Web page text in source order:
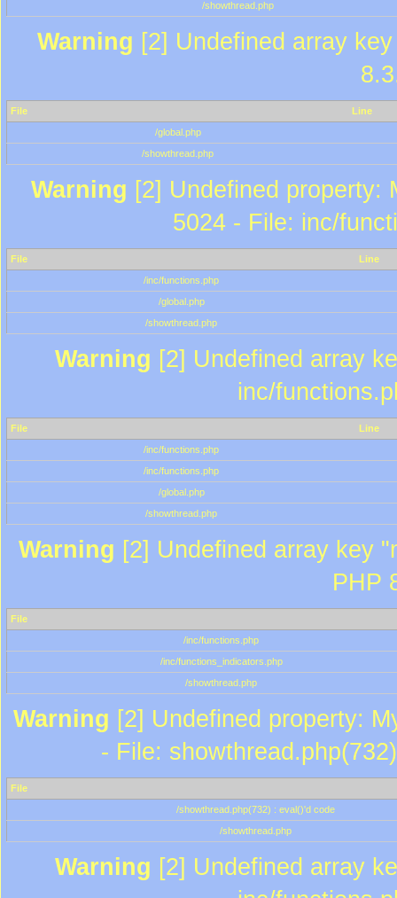
/showthread.php
Warning [2] Undefined array
File
Line
/global.php
/showthread.php
Warning [2] Undefined property:
5024 - File: inc/
File
Line
/inc/functions.php
/global.php
/showthread.php
Warning [2] Undefined array
inc/
File
Line
/inc/functions.php
/inc/functions.php
/global.php
/showthread.php
Warning [2] Undefined array key
PHP
File
/inc/functions.php
/inc/functions_indicators.php
/showthread.php
Warning [2] Undefined property:
- File:
File
/showthread.php(732) : eval()'d code
/showthread.php
Warning [2] Undefined array